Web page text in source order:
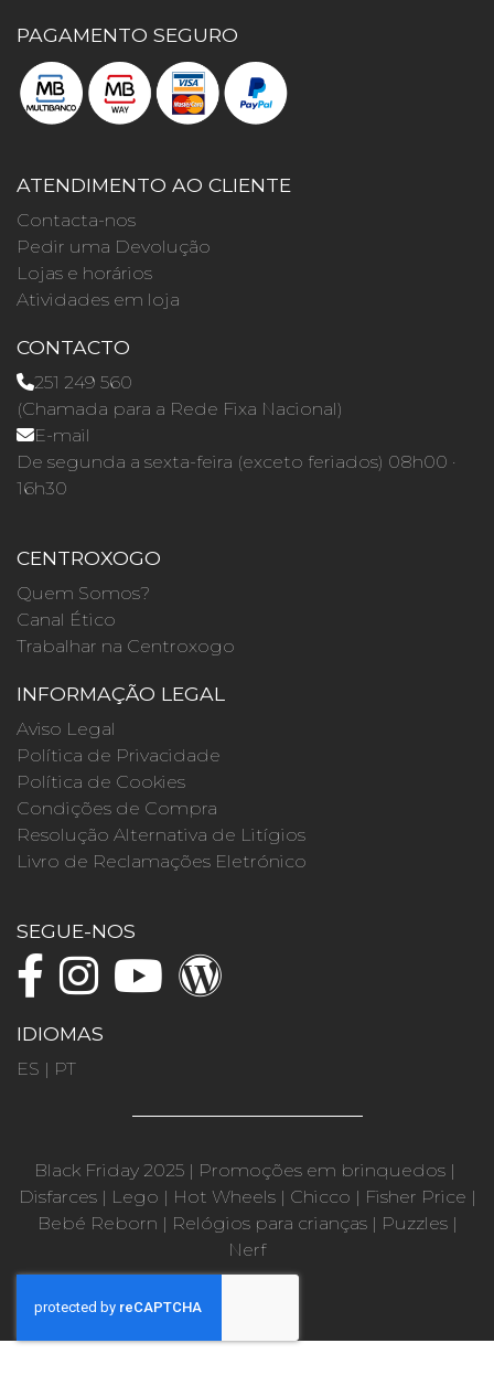
PAGAMENTO SEGURO
ATENDIMENTO AO CLIENTE
Contacta-nos
Pedir uma Devolução
Lojas e horários
Atividades em loja
CONTACTO
251 249 560
(Chamada para a Rede Fixa Nacional)
E-mail
De segunda a sexta-feira (exceto feriados) 08h00 ·
16h30
CENTROXOGO
Quem Somos?
Canal Ético
Trabalhar na Centroxogo
INFORMAÇÃO LEGAL
Aviso Legal
Política de Privacidade
Política de Cookies
Condições de Compra
Resolução Alternativa de Litígios
Livro de Reclamações Eletrónico
SEGUE-NOS
IDIOMAS
ES | PT
Black Friday 2025 | Promoções em brinquedos |
Disfarces| Lego | Hot Wheels| Chicco | Fisher Price |
Bebé Reborn | Relógios para crianças| Puzzles|
Nerf